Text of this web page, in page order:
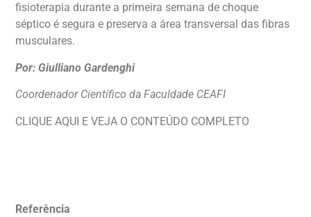
fisioterapia durante a primeira semana de choque
séptico é segura e preserva a área transversal das fibras
musculares.
Por: Giulliano Gardenghi
Coordenador Científico da Faculdade CEAFI
CLIQUE AQUI E VEJA O CONTEÚDO COMPLETO
Referência